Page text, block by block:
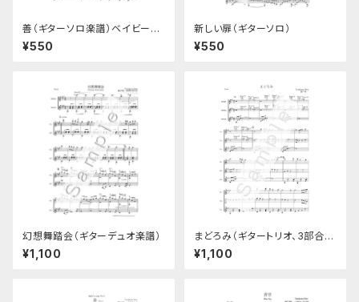
善（ギターソロ楽譜）ベイビーズ
ソングNo.6
¥550
新しい扉（ギターソロ）
¥550
幻想舞踏会（ギターデュオ楽譜）
¥1,100
まどろみ（ギタートリオ、3部合
奏）
¥1,100